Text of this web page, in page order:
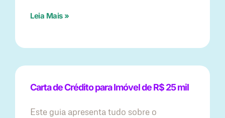
Leia Mais »
Carta de Crédito para Imóvel de R$ 25 mil
Este guia apresenta tudo sobre o